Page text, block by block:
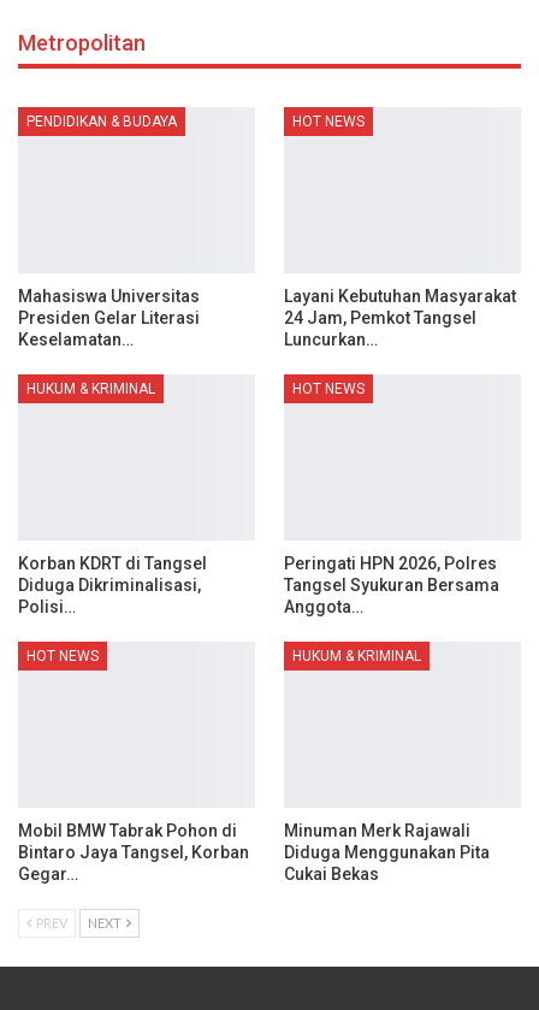
Metropolitan
PENDIDIKAN & BUDAYA
Mahasiswa Universitas
Presiden Gelar Literasi
Keselamatan…
HOT NEWS
Layani Kebutuhan Masyarakat
24 Jam, Pemkot Tangsel
Luncurkan…
HUKUM & KRIMINAL
Korban KDRT di Tangsel
Diduga Dikriminalisasi,
Polisi…
HOT NEWS
Peringati HPN 2026, Polres
Tangsel Syukuran Bersama
Anggota…
HOT NEWS
Mobil BMW Tabrak Pohon di
Bintaro Jaya Tangsel, Korban
Gegar…
HUKUM & KRIMINAL
Minuman Merk Rajawali
Diduga Menggunakan Pita
Cukai Bekas
PREV NEXT